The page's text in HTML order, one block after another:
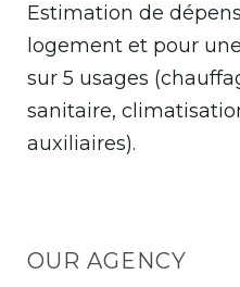
Estimation de
logement et pour
sur 5 usages
sanitaire,
auxiliaires).
OUR AGENCY